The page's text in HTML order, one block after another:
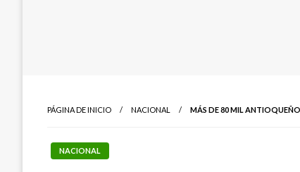
PÁGINA DE INICIO NACIONAL MÁS DE 80 MIL
NACIONAL